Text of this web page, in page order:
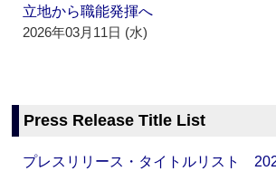
立地から職能発揮へ
2026年03月11日 (水)
Press Release Title List
プレスリリース・タイトルリスト